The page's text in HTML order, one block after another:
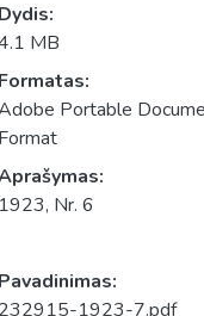
Dydis:
MB
Formatas:
Portable
Format
1923, Nr. 6
Pavadinimas:
232915-1923-7.pdf